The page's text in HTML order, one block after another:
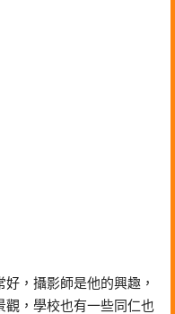
，攝影師是他的興趣，
觀，學校也有一些同仁也